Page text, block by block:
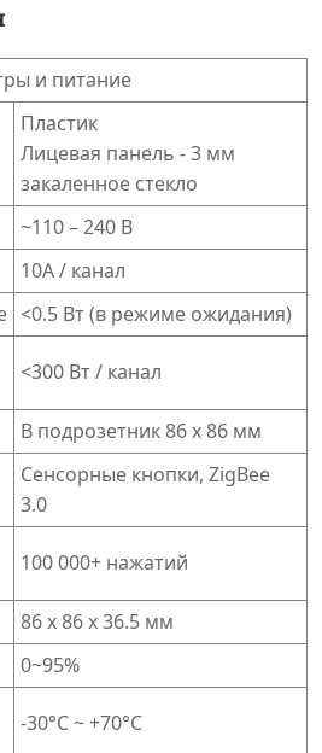
и питание
Пластик
Лицевая панель - 3 мм
закаленное стекло
~110 – 240 В
10А / канал
<0.5 Вт (в режиме ожидания)
<300 Вт / канал
В подрозетник 86 х 86 мм
Сенсорные кнопки, ZigBee
3.0
100 000+ нажатий
86 х 86 х 36.5 мм
0~95%
-30°C ~ +70°C